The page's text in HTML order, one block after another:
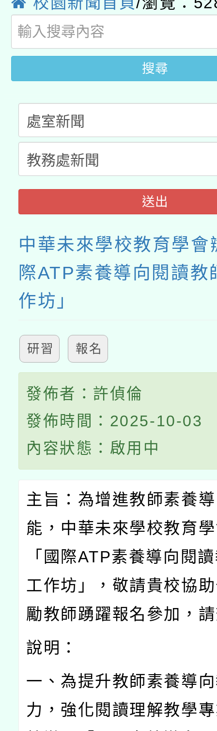
用水績優單位及節水達
動」
開 智慧啟航」
搜尋
送出
中華未來學校教育學會
際ATP素養導向閱讀教
作坊」
研習 報名
發佈者：許偵倫
發佈時間：2025-10-03
內容狀態：啟用中
主旨：為增進教師素養
能，中華未來學校教育
「國際ATP素養導向閱
工作坊」，敬請貴校協
勵教師踴躍報名參加，
說明：
一、為提升教師素養導
力，強化閱讀理解教學